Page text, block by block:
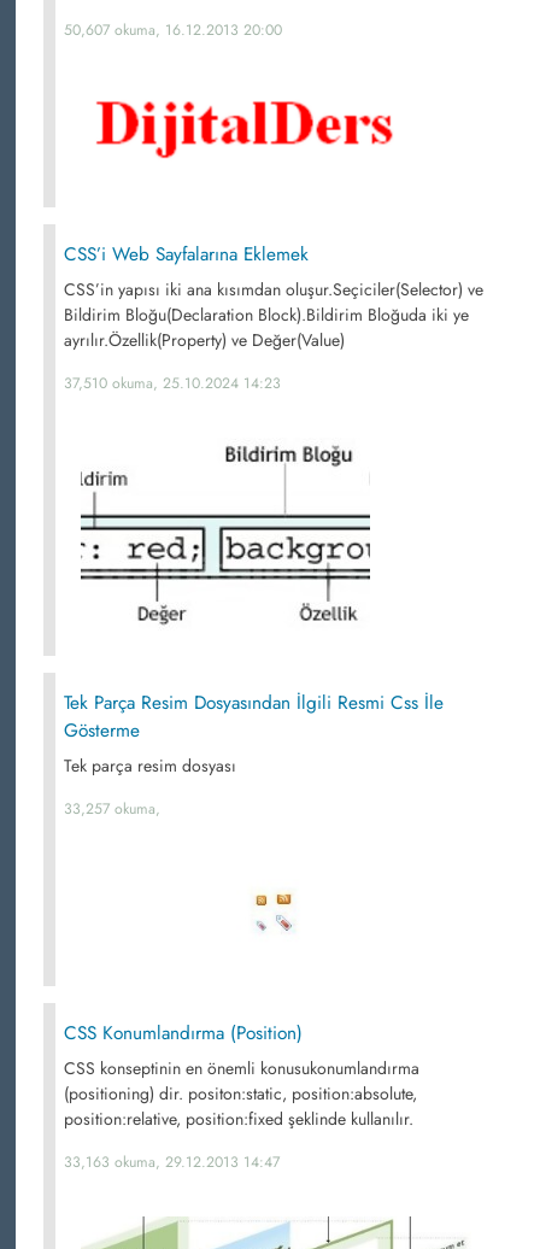
50,607 okuma, 16.12.2013 20:00
CSS’i Web Sayfalarına Eklemek
CSS’in yapısı iki ana kısımdan oluşur.Seçiciler(Selector) ve
Bildirim Bloğu(Declaration Block).Bildirim Bloğuda iki ye
ayrılır.Özellik(Property) ve Değer(Value)
37,510 okuma, 25.10.2024 14:23
Tek Parça Resim Dosyasından İlgili Resmi Css İle
Gösterme
Tek parça resim dosyası
33,257 okuma,
CSS Konumlandırma (Position)
CSS konseptinin en önemli konusukonumlandırma
(positioning) dir. positon:static, position:absolute,
position:relative, position:fixed şeklinde kullanılır.
33,163 okuma, 29.12.2013 14:47